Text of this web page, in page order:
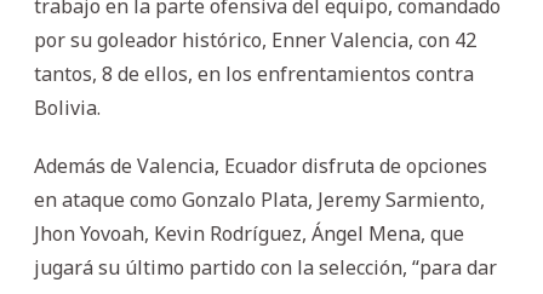
trabajo en la parte ofensiva del equipo, comandado
por su goleador histórico, Enner Valencia, con 42
tantos, 8 de ellos, en los enfrentamientos contra
Bolivia.
Además de Valencia, Ecuador disfruta de opciones
en ataque como Gonzalo Plata, Jeremy Sarmiento,
Jhon Yovoah, Kevin Rodríguez, Ángel Mena, que
jugará su último partido con la selección, “para dar